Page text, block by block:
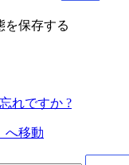
を保存する
れですか ?
へ移動